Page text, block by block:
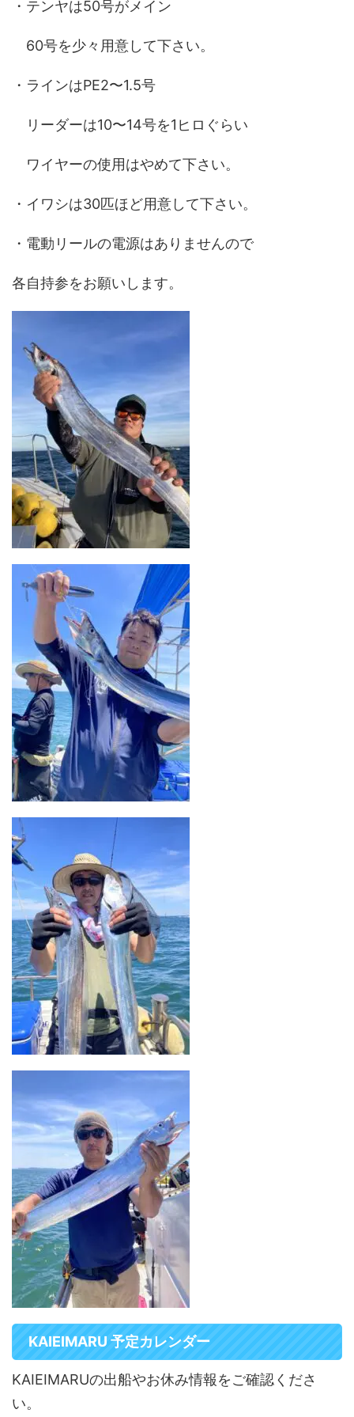
・テンヤは50号がメイン
60号を少々用意して下さい。
・ラインはPE2〜1.5号
リーダーは10〜14号を1ヒロぐらい
ワイヤーの使用はやめて下さい。
・イワシは30匹ほど用意して下さい。
・電動リールの電源はありませんので
各自持参をお願いします。
KAIEIMARU 予定カレンダー
KAIEIMARUの出船やお休み情報をご確認くださ
い。